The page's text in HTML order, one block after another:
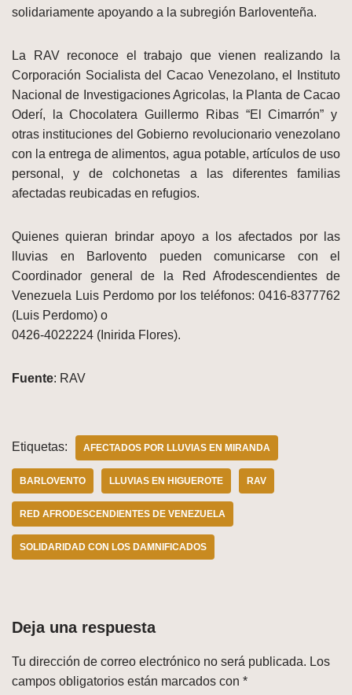
solidariamente apoyando a la subregión Barloventeña.
La RAV reconoce el trabajo que vienen realizando la
Corporación Socialista del Cacao Venezolano, el Instituto
Nacional de Investigaciones Agricolas, la Planta de Cacao
Oderí, la Chocolatera Guillermo Ribas “El Cimarrón” y
otras instituciones del Gobierno revolucionario venezolano
con la entrega de alimentos, agua potable, artículos de uso
personal, y de colchonetas a las diferentes familias
afectadas reubicadas en refugios.
Quienes quieran brindar apoyo a los afectados por las
lluvias en Barlovento pueden comunicarse con el
Coordinador general de la Red Afrodescendientes de
Venezuela Luis Perdomo por los teléfonos: 0416-8377762
(Luis Perdomo) o
0426-4022224 (Inirida Flores).
Fuente: RAV
Etiquetas: AFECTADOS POR LLUVIAS EN MIRANDA
BARLOVENTO LLUVIAS EN HIGUEROTE RAV
RED AFRODESCENDIENTES DE VENEZUELA
SOLIDARIDAD CON LOS DAMNIFICADOS
Deja una respuesta
Tu dirección de correo electrónico no será publicada. Los
campos obligatorios están marcados con *